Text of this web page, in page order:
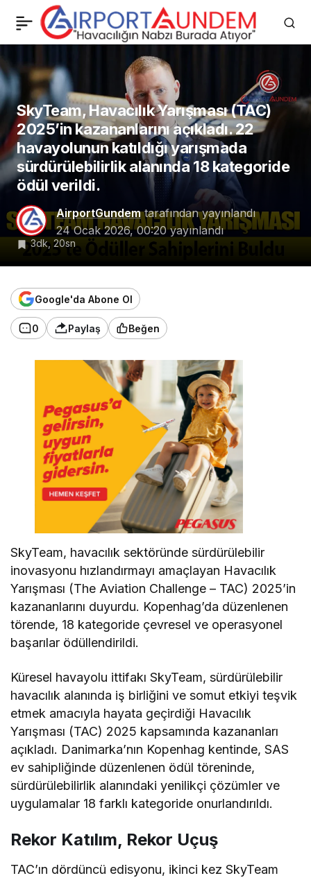
SkyTeam, Havacılık Yarışması (TAC)
2025’in kazananlarını açıkladı. 22
havayolunun katıldığı yarışmada
sürdürülebilirlik alanında 18 kategoride
ödül verildi.
AirportGundemtarafından yayınlandı
24 Ocak 2026, 00:20yayınlandı
3dk, 20sn
Google'da Abone Ol
0 Paylaş Beğen
SkyTeam, havacılık sektöründe sürdürülebilir
inovasyonu hızlandırmayı amaçlayan Havacılık
Yarışması (The Aviation Challenge – TAC) 2025’in
kazananlarını duyurdu. Kopenhag’da düzenlenen
törende, 18 kategoride çevresel ve operasyonel
başarılar ödüllendirildi.
Küresel havayolu ittifakı SkyTeam, sürdürülebilir
havacılık alanında iş birliğini ve somut etkiyi teşvik
etmek amacıyla hayata geçirdiği Havacılık
Yarışması (TAC) 2025 kapsamında kazananları
açıkladı. Danimarka’nın Kopenhag kentinde, SAS
ev sahipliğinde düzenlenen ödül töreninde,
sürdürülebilirlik alanındaki yenilikçi çözümler ve
uygulamalar 18 farklı kategoride onurlandırıldı.
Rekor Katılım, Rekor Uçuş
TAC’ın dördüncü edisyonu, ikinci kez SkyTeam
SunExpress ve
Corendon 2026 Yazında
Hannover’i Büyütüyor
0 Paylaş